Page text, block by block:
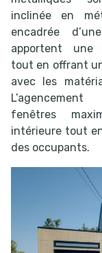
inclinée en
encadrée
apportent une
tout en offrant
avec les
fenêtres
intérieure tout
des occupants.